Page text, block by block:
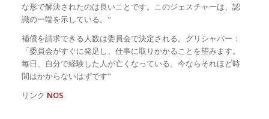
な形で解決されたのは良いことです。このジェスチャーは、認
識の一端を示している。"
補償を請求できる人数は委員会で決定される。グリシャバー：
「委員会がすぐに発足し、仕事に取りかかることを望みます。
毎日、自分で経験した人が亡くなっている。今ならそれほど時
間はかからないはずです"
リンク NOS